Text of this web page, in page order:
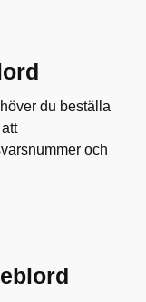
du beställa
och